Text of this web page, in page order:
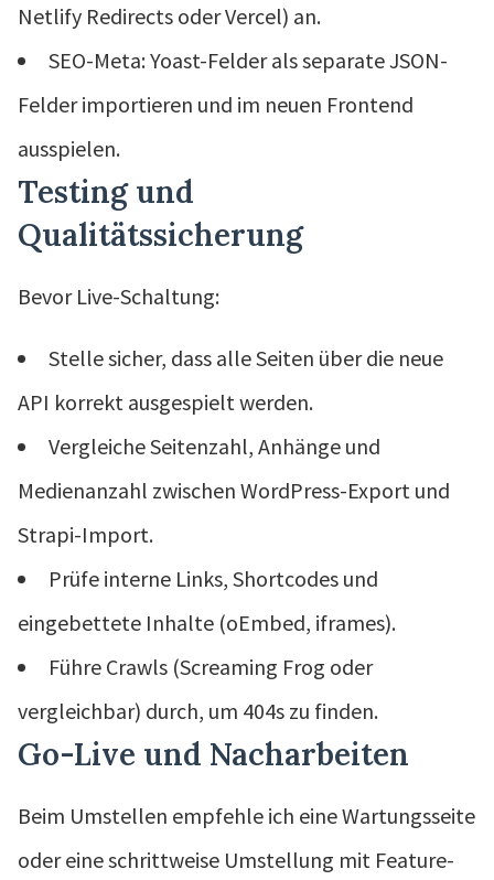
Netlify Redirects oder Vercel) an.
SEO-Meta: Yoast-Felder als separate JSON-
Felder importieren und im neuen Frontend
ausspielen.
Testing und
Qualitätssicherung
Bevor Live-Schaltung:
Stelle sicher, dass alle Seiten über die neue
API korrekt ausgespielt werden.
Vergleiche Seitenzahl, Anhänge und
Medienanzahl zwischen WordPress-Export und
Strapi-Import.
Prüfe interne Links, Shortcodes und
eingebettete Inhalte (oEmbed, iframes).
Führe Crawls (Screaming Frog oder
vergleichbar) durch, um 404s zu finden.
Go-Live und Nacharbeiten
Beim Umstellen empfehle ich eine Wartungsseite
oder eine schrittweise Umstellung mit Feature-